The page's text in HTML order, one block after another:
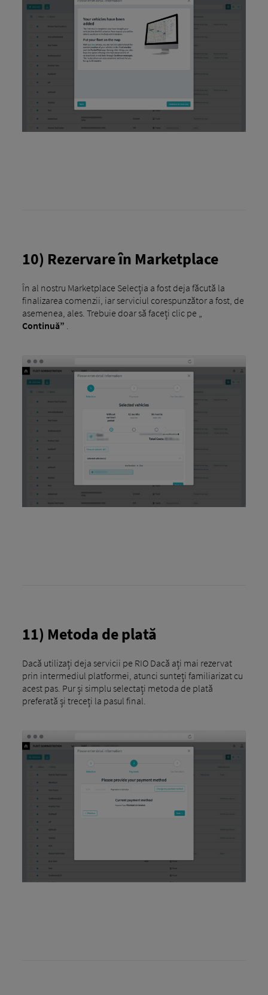
10) Rezervare în Marketplace
În al nostru Marketplace Selecția a fost deja făcută la
finalizarea comenzii, iar serviciul corespunzător a fost, de
asemenea, ales. Trebuie doar să faceți clic pe „
Continuă”
11) Metoda de plată
Dacă utilizați deja servicii pe RIO Dacă ați mai rezervat
prin intermediul platformei, atunci sunteți familiarizat cu
acest pas. Pur și simplu selectați metoda de plată
preferată și treceți la pasul final.